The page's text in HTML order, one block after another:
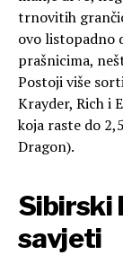
trnovitih
ovo listopadno
prašnicima,
Postoji više
Krayder, Rich i
koja raste do
Dragon).
Sibirski
savjeti